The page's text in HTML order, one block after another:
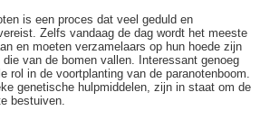
is een proces dat veel geduld en
Zelfs vandaag de dag wordt het meeste
en moeten verzamelaars op hun hoede zijn
van de bomen vallen. Interessant genoeg
rol in de voortplanting van de paranotenboom.
genetische hulpmiddelen, zijn in staat om de
bestuiven.